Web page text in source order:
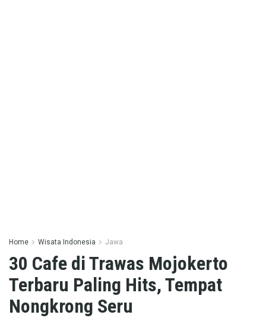
Home Wisata Indonesia Jawa
30 Cafe di Trawas Mojokerto
Terbaru Paling Hits, Tempat
Nongkrong Seru